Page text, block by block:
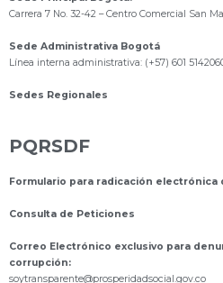
Carrera 7 No. 32-42 – Centro Comercial San
Sede Administrativa Bogotá
Línea interna administrativa: (+57) 601
Sedes Regionales
PQRSDF
Formulario para radicación electrónica
Consulta de Peticiones
Correo Electrónico exclusivo para
corrupción:
soytransparente@prosperidadsocial.gov.co